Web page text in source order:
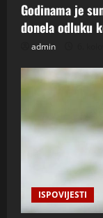
Godinama je
donela odluku
admin
ISPOVIJESTI